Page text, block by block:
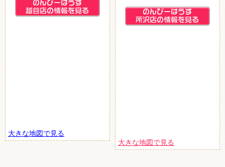
大きな地図で見る
大きな地図で見る